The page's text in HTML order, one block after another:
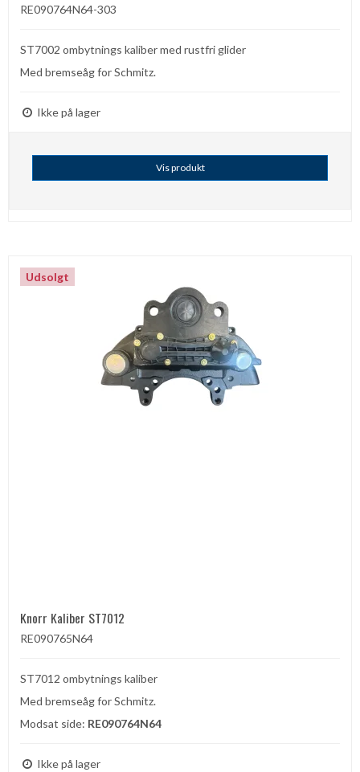
RE090764N64-303
ST7002 ombytnings kaliber med rustfri glider
Med bremseåg for Schmitz.
Ikke på lager
Vis produkt
Udsolgt
Knorr Kaliber ST7012
RE090765N64
ST7012 ombytnings kaliber
Med bremseåg for Schmitz.
Modsat side: RE090764N64
Ikke på lager